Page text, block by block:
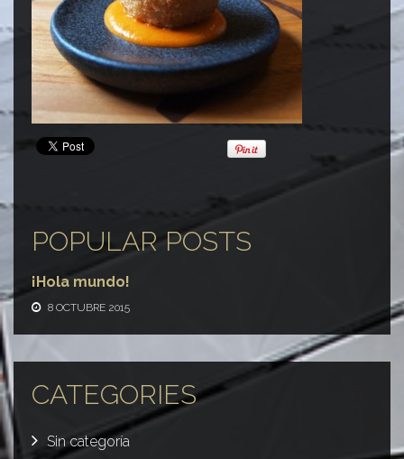
POPULAR POSTS
¡Hola mundo!
8 OCTUBRE 2015
CATEGORIES
Sin categoría